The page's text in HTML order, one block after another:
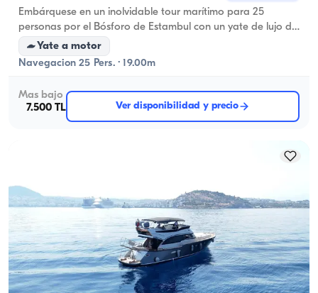
Embárquese en un inolvidable tour marítimo para 25
personas por el Bósforo de Estambul con un yate de lujo de
19 metros con salida desde Bebek.
Yate a motor
Navegacion 25 Pers. · 19.00m
Mas bajo
7.500 TL
Ver disponibilidad y precio